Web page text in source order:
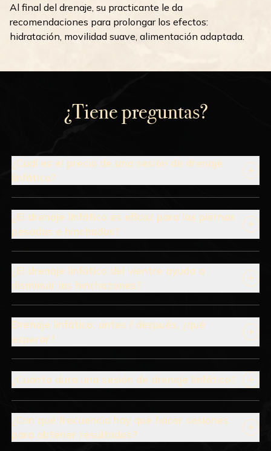
Al final del drenaje, su practicante le da
recomendaciones para prolongar los efectos:
hidratación, movilidad suave, alimentación adaptada.
¿Tiene preguntas?
¿Cuál es el precio de una sesión de drenaje
linfático?
¿El drenaje linfático es eficaz para las piernas
pesadas e hinchadas?
¿El drenaje linfático del vientre ayuda a
disminuir las hinchazones?
Drenaje linfático: antes / después, ¿qué
esperar?
¿Cuánto dura una sesión de drenaje linfático?
¿Con qué frecuencia hay que hacer sesiones
para obtener resultados?